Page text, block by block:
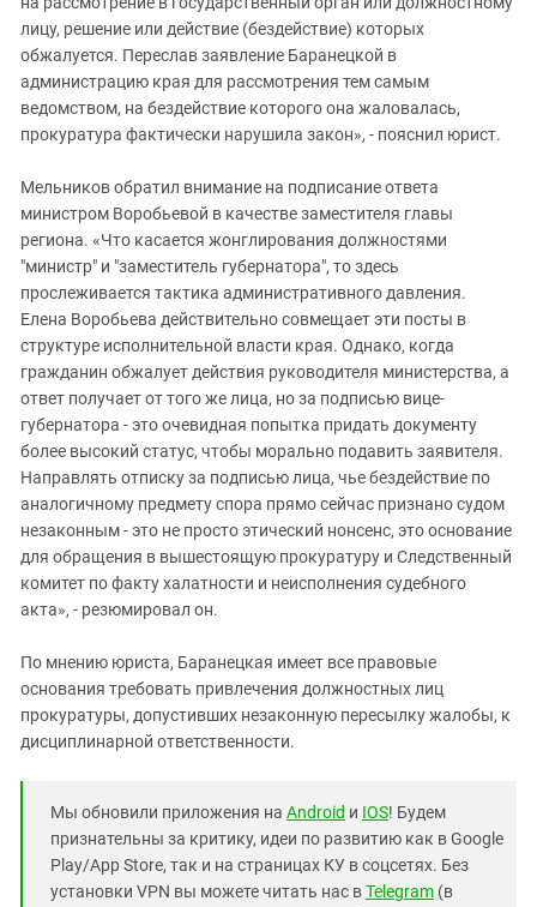
лицу, решение или действие (бездействие) которых
обжалуется. Переслав заявление Баранецкой в
администрацию края для рассмотрения тем самым
ведомством, на бездействие которого она жаловалась,
прокуратура фактически нарушила закон», - пояснил юрист.
Мельников обратил внимание на подписание ответа
министром Воробьевой в качестве заместителя главы
региона. «Что касается жонглирования должностями
"министр" и "заместитель губернатора", то здесь
прослеживается тактика административного давления.
Елена Воробьева действительно совмещает эти посты в
структуре исполнительной власти края. Однако, когда
гражданин обжалует действия руководителя министерства, а
ответ получает от того же лица, но за подписью вице-
губернатора - это очевидная попытка придать документу
более высокий статус, чтобы морально подавить заявителя.
Направлять отписку за подписью лица, чье бездействие по
аналогичному предмету спора прямо сейчас признано судом
незаконным - это не просто этический нонсенс, это основание
для обращения в вышестоящую прокуратуру и Следственный
комитет по факту халатности и неисполнения судебного
акта», - резюмировал он.
По мнению юриста, Баранецкая имеет все правовые
основания требовать привлечения должностных лиц
прокуратуры, допустивших незаконную пересылку жалобы, к
дисциплинарной ответственности.
Мы обновили приложения на Android и IOS! Будем
признательны за критику, идеи по развитию как в Google
Play/App Store, так и на страницах КУ в соцсетях. Без
установки VPN вы можете читать нас вTelegram (в